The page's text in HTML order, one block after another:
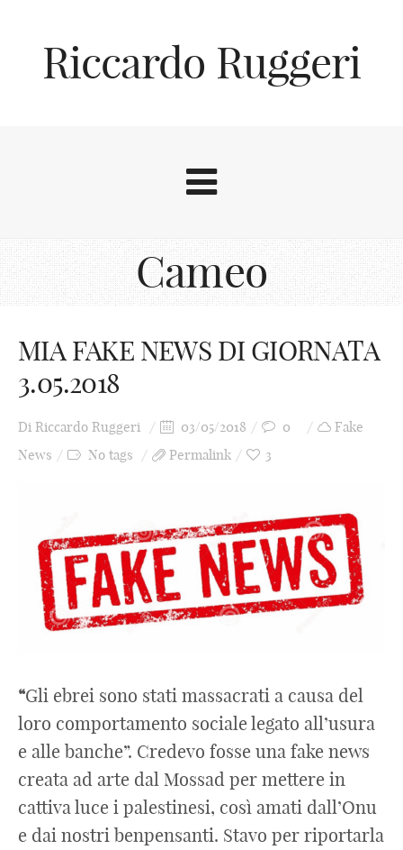
Riccardo Ruggeri
Cameo
MIA FAKE NEWS DI GIORNATA
3.05.2018
Di Riccardo Ruggeri 03/05/2018 0
Fake
News
No tags Permalink 3
“Gli ebrei sono stati massacrati a causa del
loro comportamento sociale legato all’usura
e alle banche”. Credevo fosse una fake news
creata ad arte dal Mossad per mettere in
cattiva luce i palestinesi, così amati dall’Onu
e dai nostri benpensanti. Stavo per riportarla